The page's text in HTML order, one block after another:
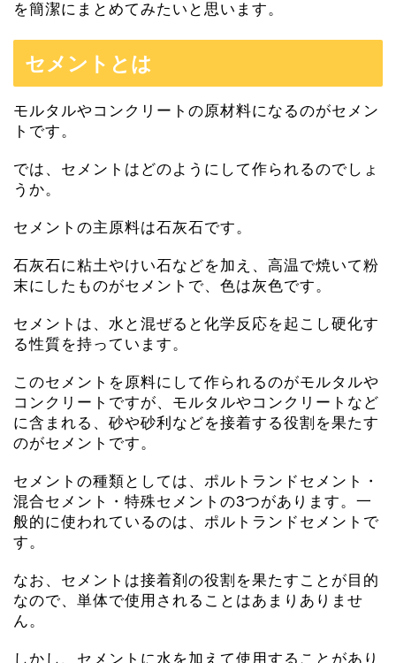
を簡潔にまとめてみたいと思います。
セメントとは
モルタルやコンクリートの原材料になるのがセメン
トです。
では、セメントはどのようにして作られるのでしょ
うか。
セメントの主原料は石灰石です。
石灰石に粘土やけい石などを加え、高温で焼いて粉
末にしたものがセメントで、色は灰色です。
セメントは、水と混ぜると化学反応を起こし硬化す
る性質を持っています。
このセメントを原料にして作られるのがモルタルや
コンクリートですが、モルタルやコンクリートなど
に含まれる、砂や砂利などを接着する役割を果たす
のがセメントです。
セメントの種類としては、ポルトランドセメント・
混合セメント・特殊セメントの3つがあります。一
般的に使われているのは、ポルトランドセメントで
す。
なお、セメントは接着剤の役割を果たすことが目的
なので、単体で使用されることはあまりありませ
ん。
しかし、セメントに水を加えて使用することがあり